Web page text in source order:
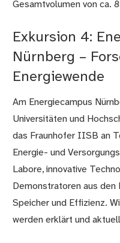
Gesamtvolumen von ca.
Exkursion 4:
Nürnberg –
Energiewende
Am Energiecampus
Universitäten und
das Fraunhofer IISB an
Energie- und
Labore, innovative
Demonstratoren aus den
Speicher und Effizienz.
werden erklärt und